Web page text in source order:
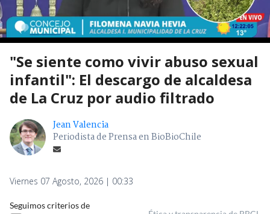
"Se siente como vivir abuso sexual
infantil": El descargo de alcaldesa
de La Cruz por audio filtrado
Jean Valencia
Periodista de Prensa en BioBioChile
Viernes 07 Agosto, 2026 | 00:33
Seguimos criterios de